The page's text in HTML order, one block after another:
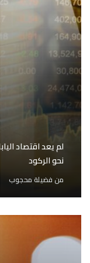
لم يعد اقتصاد
نحو الركود
من فضيلة محجوب